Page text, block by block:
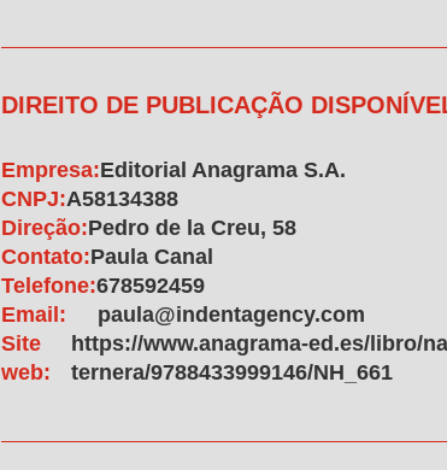
DIREITO DE PUBLICAÇÃO
Empresa:Editorial Anagrama S.A.
CNPJ:A58134388
Direção:Pedro de la Creu, 58
Contato:Paula Canal
Telefone:678592459
Email:
paula@indentagency.com
Site
web:
https://www.anagrama-ed.es/libro/
ternera/9788433999146/NH_661